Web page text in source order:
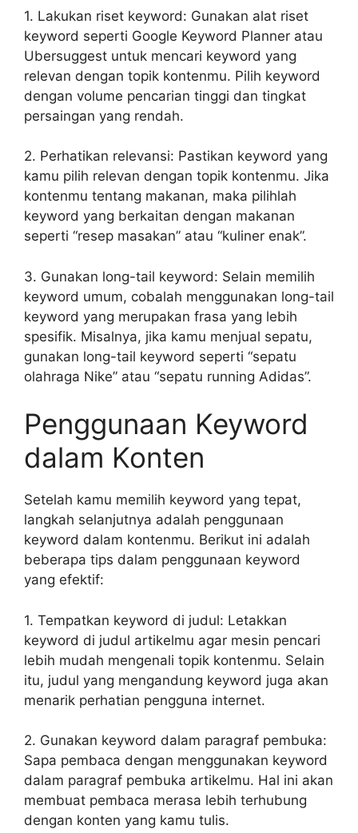
1. Lakukan riset keyword: Gunakan alat riset
keyword seperti Google Keyword Planner atau
Ubersuggest untuk mencari keyword yang
relevan dengan topik kontenmu. Pilih keyword
dengan volume pencarian tinggi dan tingkat
persaingan yang rendah.
2. Perhatikan relevansi: Pastikan keyword yang
kamu pilih relevan dengan topik kontenmu. Jika
kontenmu tentang makanan, maka pilihlah
keyword yang berkaitan dengan makanan
seperti “resep masakan” atau “kuliner enak”.
3. Gunakan long-tail keyword: Selain memilih
keyword umum, cobalah menggunakan long-tail
keyword yang merupakan frasa yang lebih
spesifik. Misalnya, jika kamu menjual sepatu,
gunakan long-tail keyword seperti “sepatu
olahraga Nike” atau “sepatu running Adidas”.
Penggunaan Keyword
dalam Konten
Setelah kamu memilih keyword yang tepat,
langkah selanjutnya adalah penggunaan
keyword dalam kontenmu. Berikut ini adalah
beberapa tips dalam penggunaan keyword
yang efektif:
1. Tempatkan keyword di judul: Letakkan
keyword di judul artikelmu agar mesin pencari
lebih mudah mengenali topik kontenmu. Selain
itu, judul yang mengandung keyword juga akan
menarik perhatian pengguna internet.
2. Gunakan keyword dalam paragraf pembuka:
Sapa pembaca dengan menggunakan keyword
dalam paragraf pembuka artikelmu. Hal ini akan
membuat pembaca merasa lebih terhubung
dengan konten yang kamu tulis.